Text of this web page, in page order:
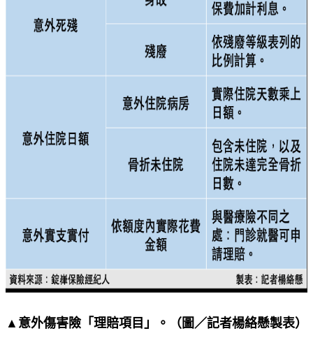
▲意外傷害險「理賠項目」。（圖／記者楊絡懸製表）